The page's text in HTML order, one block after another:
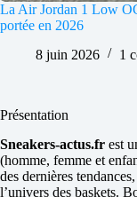
La Air Jordan 1 Low
portée en 2026
8 juin 2026
1
Présentation
Sneakers-actus.fr est
(homme, femme et
des dernières
l’univers des baskets.